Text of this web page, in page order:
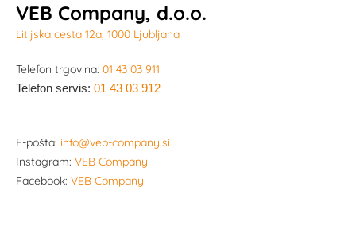
VEB Company, d.o.o.
Litijska cesta 12a, 1000 Ljubljana
Telefon trgovina: 01 43 03 911
Telefon servis: 01 43 03 912
E-pošta: info@veb-company.si
Instagram: VEB Company
Facebook: VEB Company